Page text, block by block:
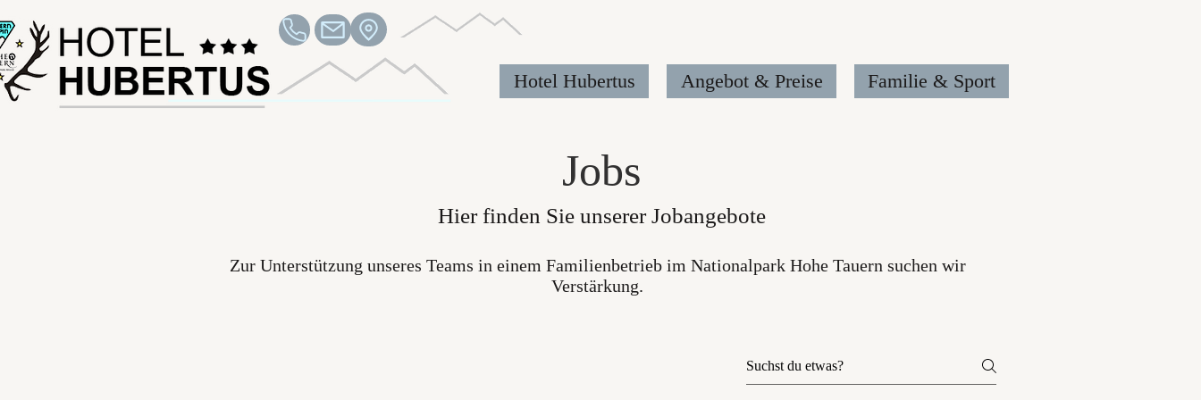
Hotel Hubertus Angebot & Preise Familie & Sport
Jobs
Hier finden Sie unserer Jobangebote
Zur Unterstützung unseres Teams in einem Familienbetrieb im Nationalpark Hohe Tauern suchen wir
Verstärkung.